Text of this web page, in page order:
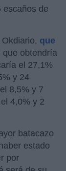
escaños de
que
que obtendría
el 27,1%
y 24
8,5% y 7
4,0% y 2
batacazo
estado
por